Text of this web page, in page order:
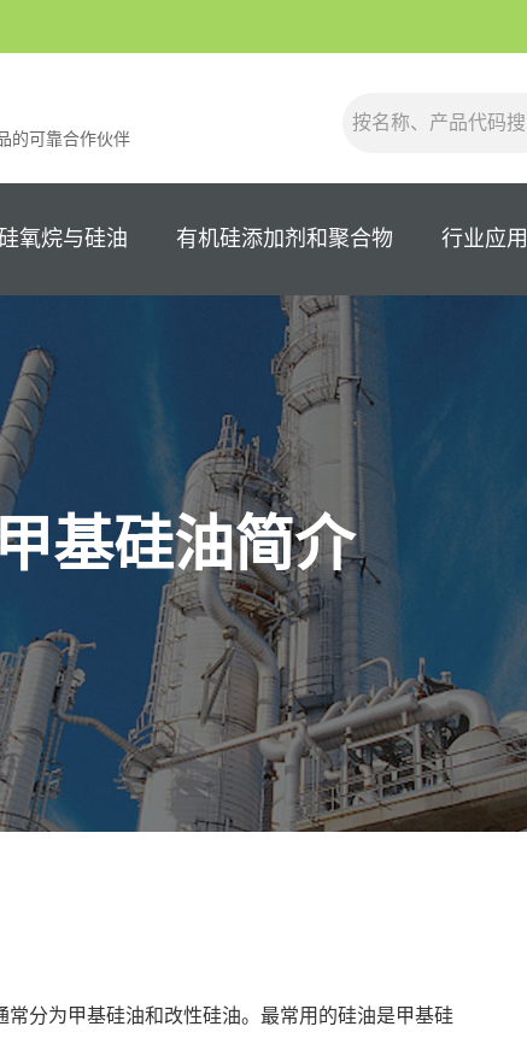
的可靠合作伙伴
氧烷与硅油 有机硅添加剂和聚合物 行业应用
基硅油简介
分为甲基硅油和改性硅油。最常用的硅油是甲基硅